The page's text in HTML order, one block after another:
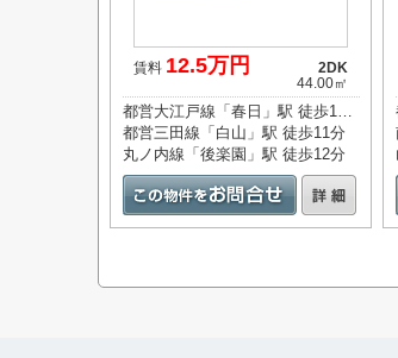
賃料 12.5万円
2DK
44.00㎡
都営大江戸線「春日」駅 徒歩10分
都営三田線「白山」駅 徒歩11分
丸ノ内線「後楽園」駅 徒歩12分